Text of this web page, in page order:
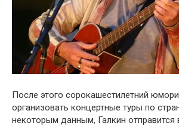
После этого сорокашестилетний
организовать концертные туры по
некоторым данным, Галкин отправится